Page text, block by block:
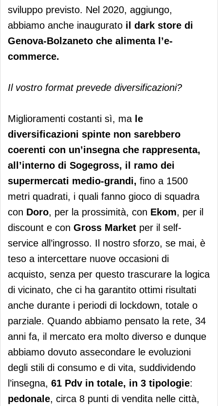
sviluppo previsto. Nel 2020, aggiungo,
abbiamo anche inaugurato il dark store di
Genova-Bolzaneto che alimenta l’e-
commerce.
Il vostro format prevede diversificazioni?
Miglioramenti costanti sì, ma le
diversificazioni spinte non sarebbero
coerenti con un’insegna che rappresenta,
all’interno di Sogegross, il ramo dei
supermercati medio-grandi, fino a 1500
metri quadrati, i quali fanno gioco di squadra
con Doro, per la prossimità, con Ekom, per il
discount e con Gross Market per il self-
service all’ingrosso. Il nostro sforzo, se mai, è
teso a intercettare nuove occasioni di
acquisto, senza per questo trascurare la logica
di vicinato, che ci ha garantito ottimi risultati
anche durante i periodi di lockdown, totale o
parziale. Quando abbiamo pensato la rete, 34
anni fa, il mercato era molto diverso e dunque
abbiamo dovuto assecondare le evoluzioni
degli stili di consumo e di vita, suddividendo
l’insegna, 61 Pdv in totale, in 3 tipologie:
pedonale, circa 8 punti di vendita nelle città,